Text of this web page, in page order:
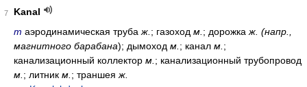
7
Kanal
m аэродинамическая труба ж. ; газоход м. ; дорожка ж. (напр.,
магнитного барабана); дымоход м. ; канал м. ;
канализационный коллектор м. ; канализационный трубопровод
м. ; литник м. ; траншея ж.